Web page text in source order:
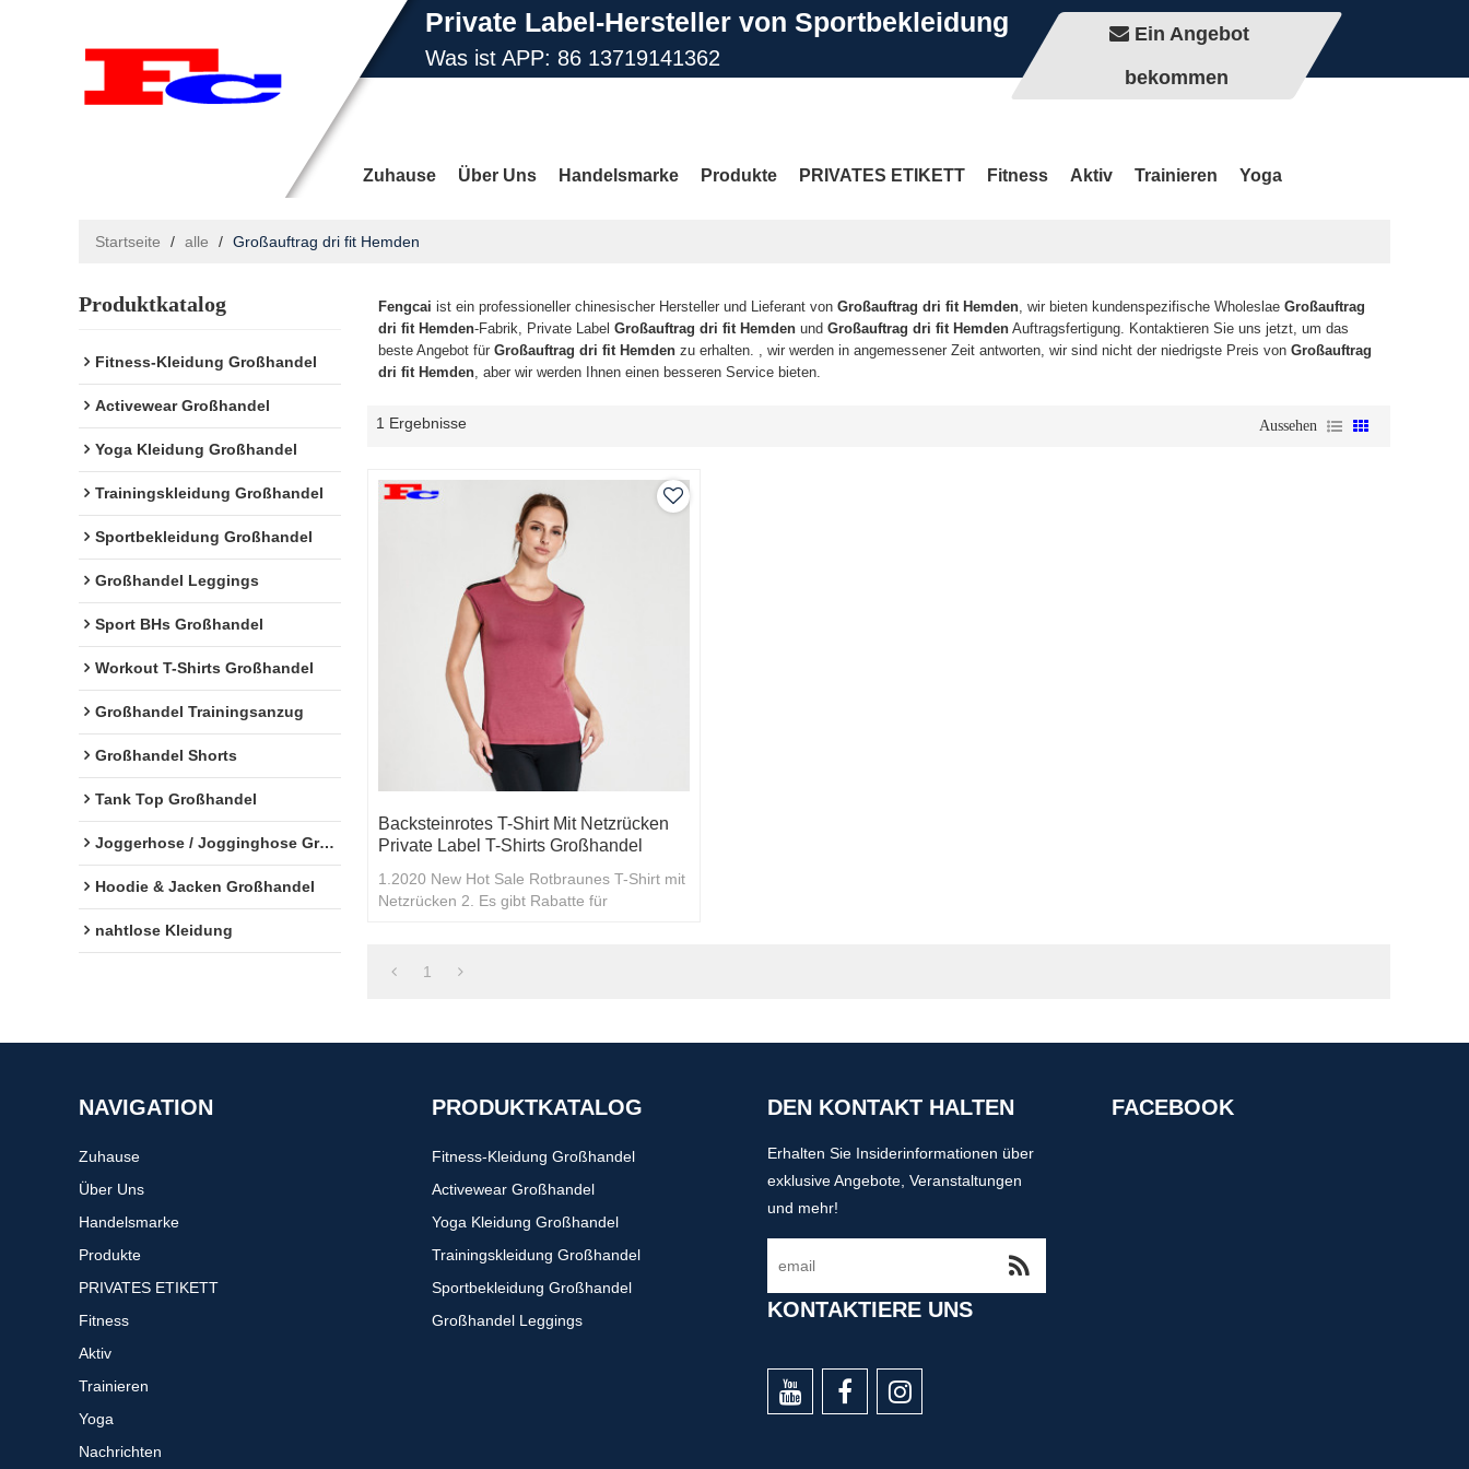
Private Label-Hersteller von Sportbekleidung
Was ist APP: 86 13719141362
Ein Angebot
bekommen
Zuhause Über Uns Handelsmarke Produkte PRIVATES ETIKETT Fitness Aktiv Trainieren Yoga
Nachrichten Kontaktiere Uns FAQ MEHR SEITEN
Startseite / alle / Großauftrag dri fit Hemden
Produktkatalog
Fitness-Kleidung Großhandel
Activewear Großhandel
Yoga Kleidung Großhandel
Trainingskleidung Großhandel
Sportbekleidung Großhandel
Großhandel Leggings
Sport BHs Großhandel
Workout T-Shirts Großhandel
Großhandel Trainingsanzug
Großhandel Shorts
Tank Top Großhandel
Joggerhose / Jogginghose Großhandel
Hoodie & Jacken Großhandel
nahtlose Kleidung
Fengcai ist ein professioneller chinesischer Hersteller und Lieferant von Großauftrag dri fit Hemden, wir bieten kundenspezifische Wholeslae Großauftrag
dri fit Hemden-Fabrik, Private Label Großauftrag dri fit Hemden und Großauftrag dri fit Hemden Auftragsfertigung. Kontaktieren Sie uns jetzt, um das
beste Angebot für Großauftrag dri fit Hemden zu erhalten. , wir werden in angemessener Zeit antworten, wir sind nicht der niedrigste Preis von Großauftrag
dri fit Hemden, aber wir werden Ihnen einen besseren Service bieten.
1 Ergebnisse Aussehen
Backsteinrotes T-Shirt Mit Netzrücken
Private Label T-Shirts Großhandel
1.2020 New Hot Sale Rotbraunes T-Shirt mit
Netzrücken 2. Es gibt Rabatte für
1
NAVIGATION
Zuhause
Über Uns
Handelsmarke
Produkte
PRIVATES ETIKETT
Fitness
Aktiv
Trainieren
Yoga
Nachrichten
PRODUKTKATALOG
Fitness-Kleidung Großhandel
Activewear Großhandel
Yoga Kleidung Großhandel
Trainingskleidung Großhandel
Sportbekleidung Großhandel
Großhandel Leggings
DEN KONTAKT HALTEN
Erhalten Sie Insiderinformationen über
exklusive Angebote, Veranstaltungen
und mehr!
KONTAKTIERE UNS
FACEBOOK